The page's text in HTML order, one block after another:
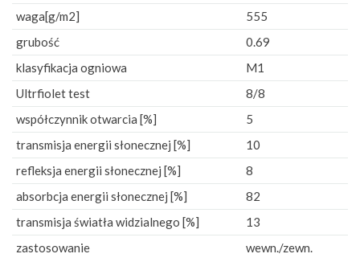
waga[g/m2]
555
grubość
0.69
klasyfikacja ogniowa
M1
Ultrfiolet test
8/8
współczynnik otwarcia [%]
5
transmisja energii słonecznej [%]
10
refleksja energii słonecznej [%]
8
absorbcja energii słonecznej [%]
82
transmisja światła widzialnego [%]
13
zastosowanie
wewn./zewn.